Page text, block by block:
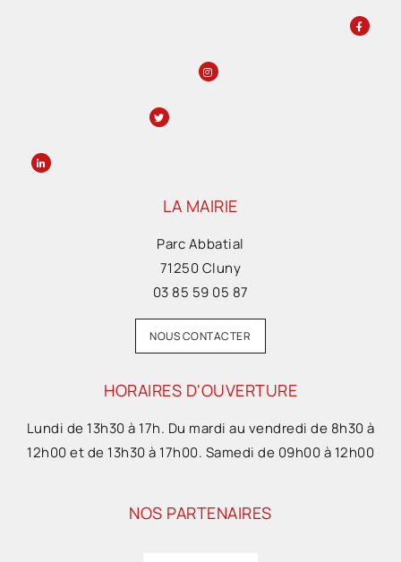
LA MAIRIE
Parc Abbatial
71250 Cluny
03 85 59 05 87
NOUS CONTACTER
HORAIRES D'OUVERTURE
Lundi de 13h30 à 17h. Du mardi au vendredi de 8h30 à
12h00 et de 13h30 à 17h00. Samedi de 09h00 à 12h00
NOS PARTENAIRES